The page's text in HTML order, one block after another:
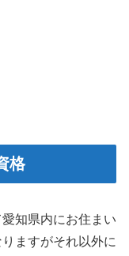
格
知県内にお住まい
ますがそれ以外に